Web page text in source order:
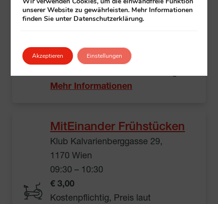
Essling und Umgebung
gratis
Mehr Informationen
MitEinander Frühstücken
Klub Kalvarienberggasse 29,
1170 Wien
09:30 – 10:30
€ 3,00
Kostenpflichtig, Preis laut
unserer Website zu gewährleisten. Mehr Informationen
finden Sie unter Datenschutzerklärung.
Akzeptieren Einstellungen